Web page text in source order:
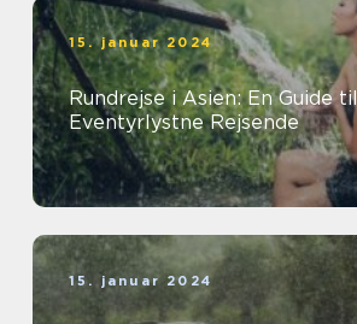
15. januar 2024
Rundrejse i Asien: En Guide til
Eventyrlystne Rejsende
15. januar 2024